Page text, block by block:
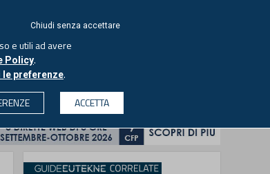
PROFESSIONI
Chiudi senza accettare
e utili ad avere
Policy.
le preferenze.
ACCETTA